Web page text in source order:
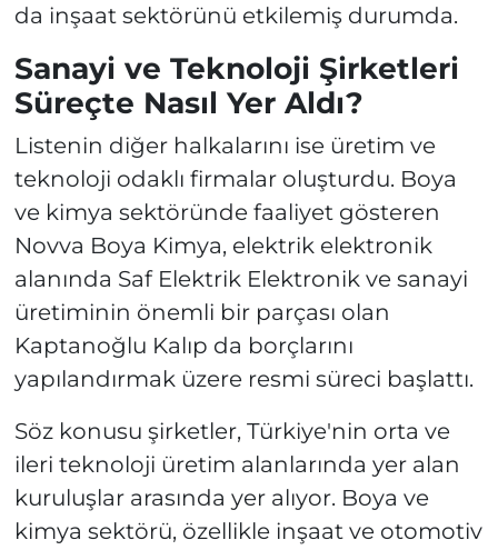
da inşaat sektörünü etkilemiş durumda.
Sanayi ve Teknoloji Şirketleri
Süreçte Nasıl Yer Aldı?
Listenin diğer halkalarını ise üretim ve
teknoloji odaklı firmalar oluşturdu. Boya
ve kimya sektöründe faaliyet gösteren
Novva Boya Kimya, elektrik elektronik
alanında Saf Elektrik Elektronik ve sanayi
üretiminin önemli bir parçası olan
Kaptanoğlu Kalıp da borçlarını
yapılandırmak üzere resmi süreci başlattı.
Söz konusu şirketler, Türkiye'nin orta ve
ileri teknoloji üretim alanlarında yer alan
kuruluşlar arasında yer alıyor. Boya ve
kimya sektörü, özellikle inşaat ve otomotiv